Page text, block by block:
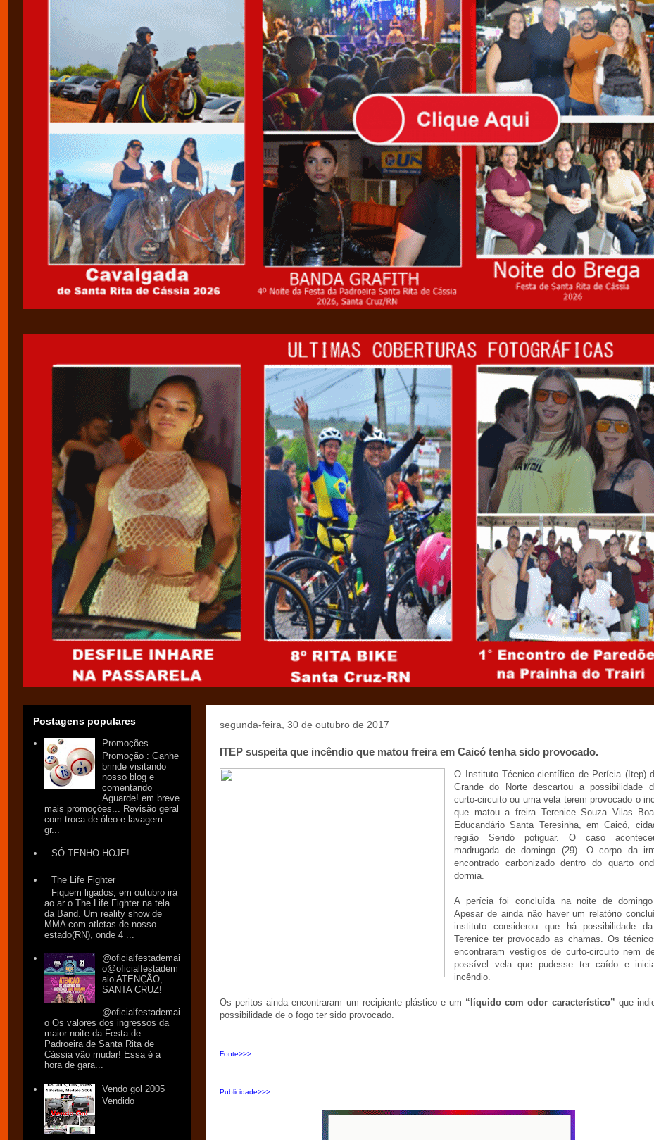
segunda-feira, 30 de outubro de 2017
ITEP suspeita que incêndio que matou freira em Caicó tenha sido provocado.
O Instituto Técnico-científico de Perícia (Itep)
Grande do Norte descartou a possibilidade
curto-circuito ou uma vela terem provocado o
que matou a freira Terenice Souza Vilas
Educandário Santa Teresinha, em Caicó,
região Seridó potiguar. O caso
madrugada de domingo (29). O corpo da
encontrado carbonizado dentro do quarto
dormia.
A perícia foi concluída na noite de
Apesar de ainda não haver um relatório
instituto considerou que há possibilidade
Terenice ter provocado as chamas. Os
encontraram vestígios de curto-circuito nem
possível vela que pudesse ter caído e
incêndio.
Os peritos ainda encontraram um recipiente plástico e um “líquido com odor característico” que
possibilidade de o fogo ter sido provocado.
Fonte>>>
Publicidade>>>
Postagens populares
Promoções
Promoção : Ganhe
brinde visitando
nosso blog e
comentando
Aguarde! em breve
mais promoções... Revisão geral
com troca de óleo e lavagem
gr...
SÓ TENHO HOJE!
The Life Fighter
Fiquem ligados, em outubro irá
ao ar o The Life Fighter na tela
da Band. Um reality show de
MMA com atletas de nosso
estado(RN), onde 4 ...
@oficialfestademai
o@oficialfestadem
aio ATENÇÃO,
SANTA CRUZ!
@oficialfestademai
o Os valores dos ingressos da
maior noite da Festa de
Padroeira de Santa Rita de
Cássia vão mudar! Essa é a
hora de gara...
Vendo gol 2005
Vendido